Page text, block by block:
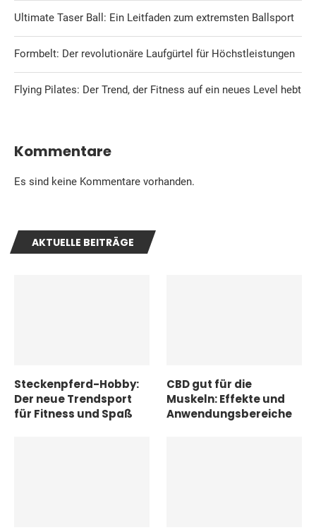
Ultimate Taser Ball: Ein Leitfaden zum extremsten Ballsport
Formbelt: Der revolutionäre Laufgürtel für Höchstleistungen
Flying Pilates: Der Trend, der Fitness auf ein neues Level hebt
Kommentare
Es sind keine Kommentare vorhanden.
AKTUELLE BEITRÄGE
Steckenpferd-Hobby:
Der neue Trendsport
für Fitness und Spaß
CBD gut für die
Muskeln: Effekte und
Anwendungsbereiche